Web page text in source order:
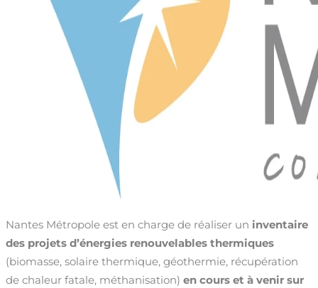
Nantes Métropole est en charge de réaliser un inventaire
des projets d’énergies renouvelables thermiques
(biomasse, solaire thermique, géothermie, récupération
de chaleur fatale, méthanisation) en cours et à venir sur